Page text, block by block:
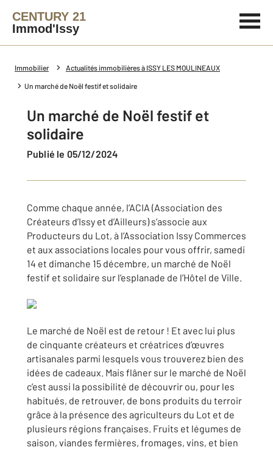
CENTURY 21
Immod'Issy
Immobilier Actualités immobilières à ISSY LES MOULINEAUX
Un marché de Noël festif et solidaire
Un marché de Noël festif et
solidaire
Publié le 05/12/2024
Comme chaque année, l’ACIA (Association des
Créateurs d’Issy et d’Ailleurs) s’associe aux
Producteurs du Lot, à l’Association Issy Commerces
et aux associations locales pour vous offrir, samedi
14 et dimanche 15 décembre, un marché de Noël
festif et solidaire sur l’esplanade de l’Hôtel de Ville.
Le marché de Noël est de retour ! Et avec lui plus
de cinquante créateurs et créatrices d’œuvres
artisanales parmi lesquels vous trouverez bien des
idées de cadeaux. Mais flâner sur le marché de Noël
c’est aussi la possibilité de découvrir ou, pour les
habitués, de retrouver, de bons produits du terroir
grâce à la présence des agriculteurs du Lot et de
plusieurs régions françaises. Fruits et légumes de
saison, viandes fermières, fromages, vins, et bien